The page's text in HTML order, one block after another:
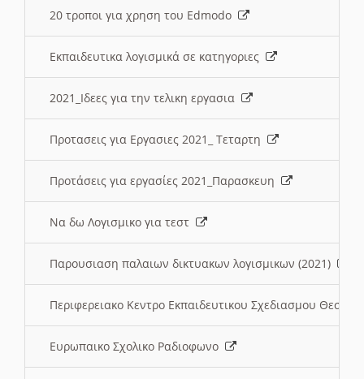
20 τροποι για χρηση του Edmodo
Εκπαιδευτικα λογισμικά σε κατηγοριες
2021_Ιδεες για την τελικη εργασια
Προτασεις για Εργασιες 2021_ Τεταρτη
Προτάσεις για εργασίες 2021_Παρασκευη
Να δω Λογισμικο για τεστ
Παρουσιαση παλαιων δικτυακων λογισμικων (2021)
Περιφερειακο Κεντρο Εκπαιδευτικου Σχεδιασμου
Ευρωπαικο Σχολικο Ραδιοφωνο